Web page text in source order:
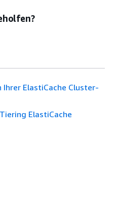
Ihrer ElastiCache Cluster-
ElastiCache